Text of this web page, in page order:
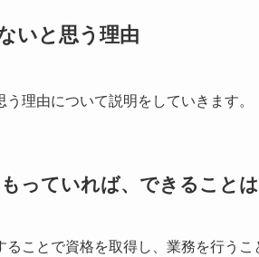
いと思う理由
理由について説明をしていきます。
っていれば、できること
ことで資格を取得し、業務を行う